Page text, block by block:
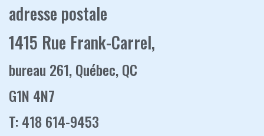
adresse postale
1415 Rue Frank-Carrel,
bureau 261, Québec, QC
G1N 4N7
T: 418 614-9453